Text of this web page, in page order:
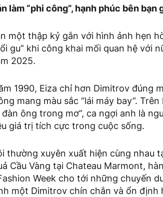
làm “phi công”, hạnh phúc bên bạn
một thập kỷ gắn với hình ảnh hẹn
gu” khi công khai mối quan hệ với
2025.
1990, Eiza chỉ hơn Dimitrov đúng
mang màu sắc “lái máy bay”.
đàn ông trong mơ”, ca ngợi anh là
giá trị tích cực trong cuộc sống.
thường xuyên xuất hiện cùng nhau
Cầu Vàng tại Chateau Marmont,
Week cho tới những chuyến
một Dimitrov chín chắn và ổn